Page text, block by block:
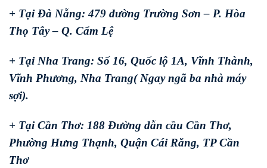
+ Tại Đà Nẵng: 479 đường Trường Sơn – P. Hòa
Thọ Tây – Q. Cẩm Lệ
+ Tại Nha Trang: Số 16, Quốc lộ 1A, Vĩnh Thành,
Vĩnh Phương, Nha Trang( Ngay ngã ba nhà máy
sợi).
+ Tại Cần Thơ: 188 Đường dẫn cầu Cần Thơ,
Phường Hưng Thạnh, Quận Cái Răng, TP Cần
Thơ